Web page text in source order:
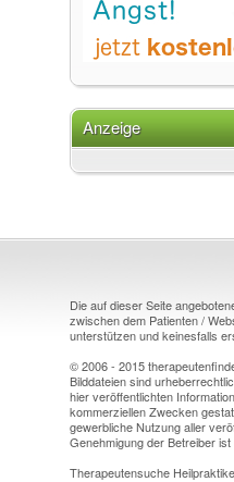
Anzeige
Die auf dieser Seite
zwischen dem Patienten /
unterstützen und keinesfalls
© 2006 - 2015
Bilddateien sind
hier veröffentlichten
kommerziellen Zwecken
gewerbliche Nutzung aller
Genehmigung der Betreiber
Therapeutensuche